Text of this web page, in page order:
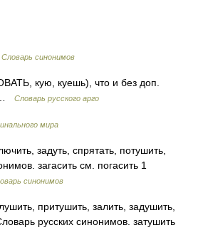
Словарь синонимов
кую, куешь), что и без доп.
…
Словарь русского арго
мира
задуть, спрятать, потушить,
загасить см. погасить 1
синонимов
притушить, залить, задушить,
русских синонимов. затушить